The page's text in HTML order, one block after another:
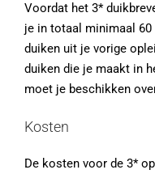
Voordat het 3*
je in totaal minimaal 60
duiken uit je vorige
duiken die je maakt in
moet je beschikken
Kosten
De kosten voor de 3*